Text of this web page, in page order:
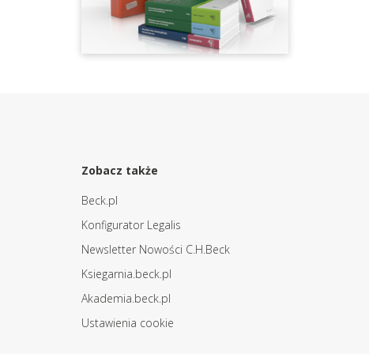
Zobacz także
Beck.pl
Konfigurator Legalis
Newsletter Nowości C.H.Beck
Ksiegarnia.beck.pl
Akademia.beck.pl
Ustawienia cookie